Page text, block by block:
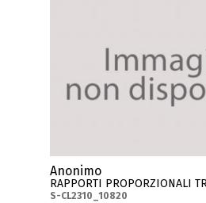
Anonimo
RAPPORTI PROPORZIONALI
S-CL2310_10820